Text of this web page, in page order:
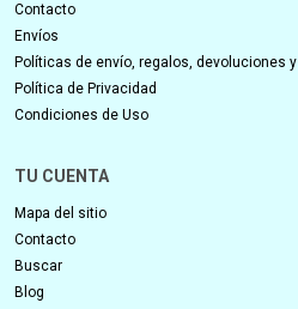
Contacto
Envíos
Políticas de envío, regalos, devoluciones
Política de Privacidad
Condiciones de Uso
TU CUENTA
Mapa del sitio
Contacto
Buscar
Blog